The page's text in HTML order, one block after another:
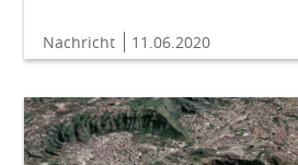
Nachricht 11.06.2020